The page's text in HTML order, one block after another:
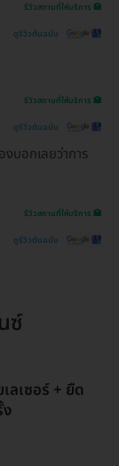
รีวิวสถานที่ให้บริการ 🏥
ดูรีวิวต้นฉบับ
รีวิวสถานที่ให้บริการ 🏥
ดูรีวิวต้นฉบับ
บอกเลยว่าการ
รีวิวสถานที่ให้บริการ 🏥
ดูรีวิวต้นฉบับ
ซ์
ลเซอร์ + ยืด